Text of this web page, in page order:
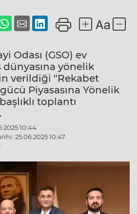
Odası (GSO) ev
yönelik
verildiği "Rekabet
Piyasasına Yönelik
toplantı
10:44
25.06.2025 10:47